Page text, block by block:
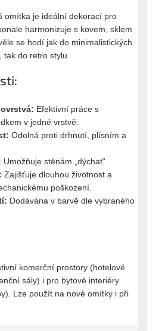
omítka je ideální dekorací pro
harmonizuje s kovem, sklem
se hodí jak do minimalistických
do retro stylu.
Efektivní práce s
v jedné vrstvě.
Odolná proti drhnutí, plísním a
Umožňuje stěnám „dýchat“.
Zajišťuje dlouhou životnost a
poškození.
Dodávána v barvě dle vybraného
komerční prostory (hotelové
sály) i pro bytové interiéry
Lze použít na nové omítky i při